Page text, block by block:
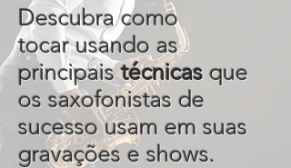
Descubra como
tocar usando as
principaistécnicas que
os saxofonistas de
sucesso usam em suas
gravações e shows.